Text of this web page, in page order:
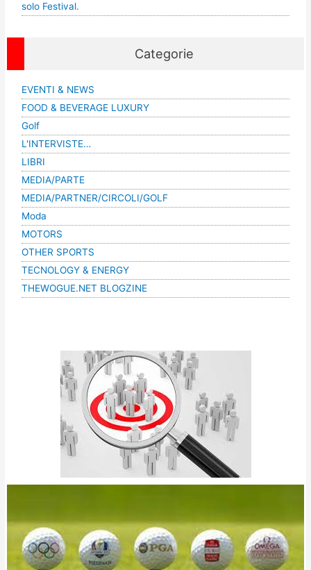
solo Festival.
Categorie
EVENTI & NEWS
FOOD & BEVERAGE LUXURY
Golf
L'INTERVISTE…
LIBRI
MEDIA/PARTE
MEDIA/PARTNER/CIRCOLI/GOLF
Moda
MOTORS
OTHER SPORTS
TECNOLOGY & ENERGY
THEWOGUE.NET BLOGZINE